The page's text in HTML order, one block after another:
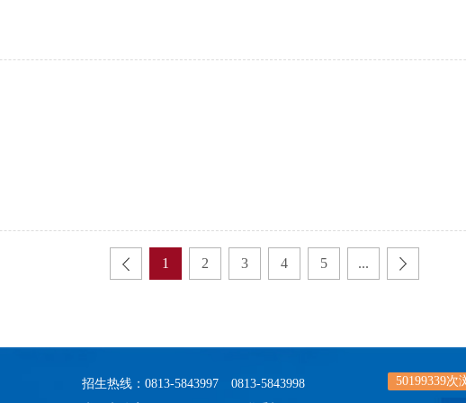
1 2 3 4 5 ...
招生热线：0813-5843997 0813-5843998
50199339次